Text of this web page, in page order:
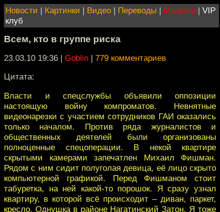
Новости | Картинки | Видео | Переводы | Магазин | VIP
клуб
Всем, кто в группе риска
23.03.10 19:36 | Goblin | 779 комментариев
Цитата:
Власти и спецслужбы объявили оппозиции
настоящую войну компроматов. Невнятные
видеонарезки с участием сотрудников ГАИ оказались
только началом. Против ряда журналистов и
общественных деятелей были организованы
полноценные спецоперации. В некой квартире
скрытыми камерами запечатлен Михаил Фишман.
Рядом с ним сидит полуголая девица, её лицо скрыто
компьютерной графикой. Перед Фишманом стоит
табуретка, на ней какой-то порошок. Я сразу узнал
квартиру, в которой всё происходит – диван, паркет,
кресло. Однушка в районе Нагатинский Затон. Я тоже